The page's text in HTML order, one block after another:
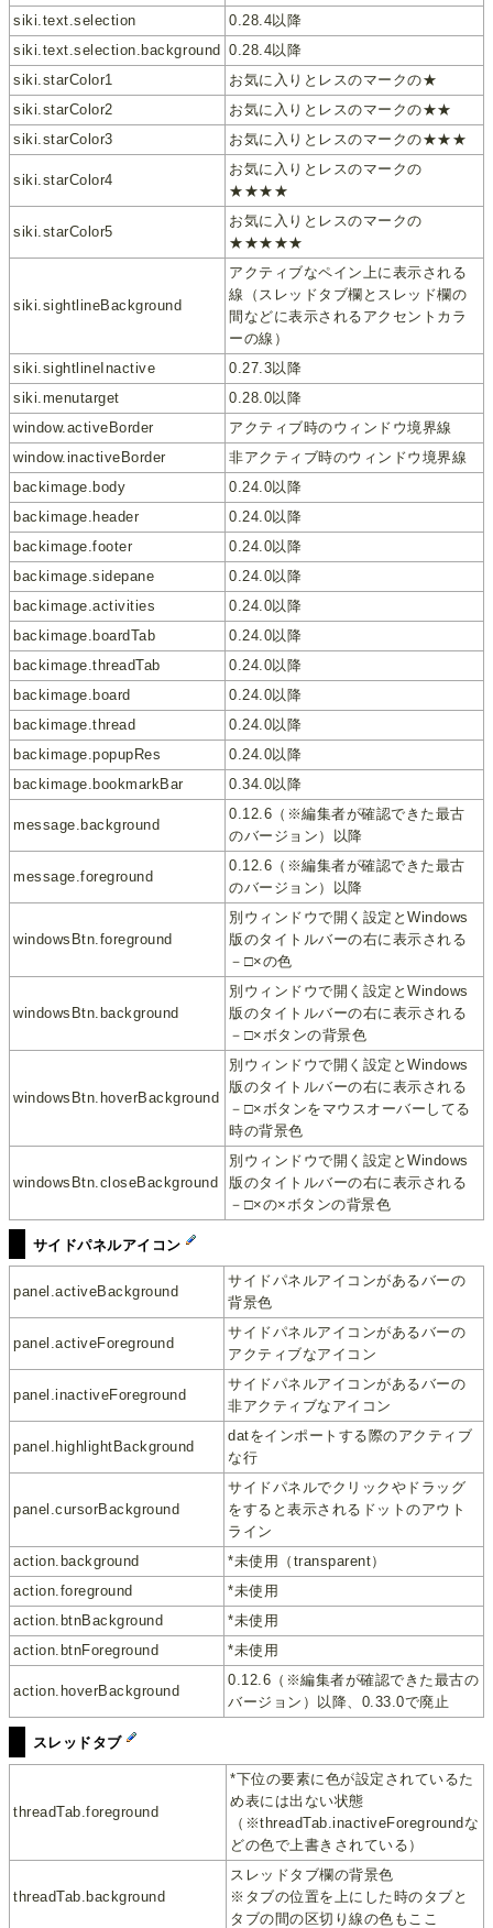
siki.text.selection
0.28.4以降
siki.text.selection.background 0.28.4以降
siki.starColor1
お気に入りとレスのマークの★
siki.starColor2
お気に入りとレスのマークの★★
siki.starColor3
お気に入りとレスのマークの★★★
siki.starColor4
お気に入りとレスのマークの
★★★★
siki.starColor5
お気に入りとレスのマークの
★★★★★
siki.sightlineBackground
アクティブなペイン上に表示される
線（スレッドタブ欄とスレッド欄の
間などに表示されるアクセントカラ
ーの線）
siki.sightlineInactive
0.27.3以降
siki.menutarget
0.28.0以降
window.activeBorder
アクティブ時のウィンドウ境界線
window.inactiveBorder
非アクティブ時のウィンドウ境界線
backimage.body
0.24.0以降
backimage.header
0.24.0以降
backimage.footer
0.24.0以降
backimage.sidepane
0.24.0以降
backimage.activities
0.24.0以降
backimage.boardTab
0.24.0以降
backimage.threadTab
0.24.0以降
backimage.board
0.24.0以降
backimage.thread
0.24.0以降
backimage.popupRes
0.24.0以降
backimage.bookmarkBar
0.34.0以降
message.background
0.12.6（※編集者が確認できた最古
のバージョン）以降
message.foreground
0.12.6（※編集者が確認できた最古
のバージョン）以降
windowsBtn.foreground
別ウィンドウで開く設定とWindows
版のタイトルバーの右に表示される
－□×の色
windowsBtn.background
別ウィンドウで開く設定とWindows
版のタイトルバーの右に表示される
－□×ボタンの背景色
windowsBtn.hoverBackground
別ウィンドウで開く設定とWindows
版のタイトルバーの右に表示される
－□×ボタンをマウスオーバーしてる
時の背景色
windowsBtn.closeBackground
別ウィンドウで開く設定とWindows
版のタイトルバーの右に表示される
－□×の×ボタンの背景色
サイドパネルアイコン
panel.activeBackground
サイドパネルアイコンがあるバーの
背景色
panel.activeForeground
サイドパネルアイコンがあるバーの
アクティブなアイコン
panel.inactiveForeground
サイドパネルアイコンがあるバーの
非アクティブなアイコン
panel.highlightBackground
datをインポートする際のアクティブ
な行
panel.cursorBackground
サイドパネルでクリックやドラッグ
をすると表示されるドットのアウト
ライン
action.background
*未使用（transparent）
action.foreground
*未使用
action.btnBackground
*未使用
action.btnForeground
*未使用
action.hoverBackground
0.12.6（※編集者が確認できた最古の
バージョン）以降、0.33.0で廃止
スレッドタブ
threadTab.foreground
*下位の要素に色が設定されているた
め表には出ない状態
（※threadTab.inactiveForegroundな
どの色で上書きされている）
threadTab.background
スレッドタブ欄の背景色
※タブの位置を上にした時のタブと
タブの間の区切り線の色もここ